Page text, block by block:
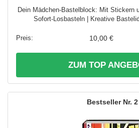
Dein Mädchen-Bastelblock: Mit Stickern
Sofort-Losbasteln | Kreative
10,00 €
ZUM TOP
2